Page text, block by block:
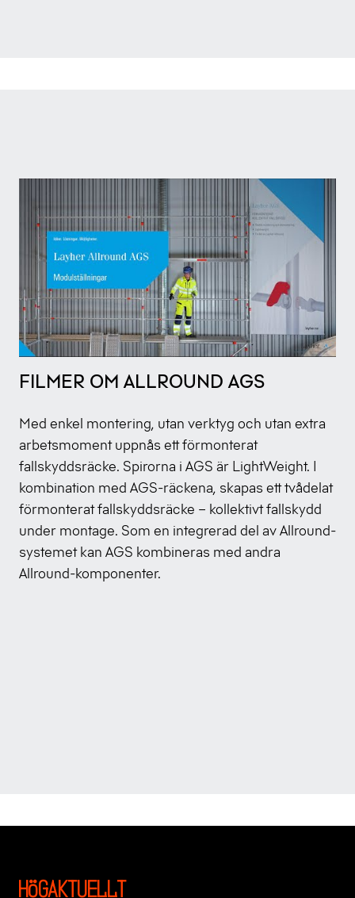
FILMER OM ALLROUND AGS
Med enkel montering, utan verktyg och utan extra
arbetsmoment uppnås ett förmonterat
fallskyddsräcke. Spirorna i AGS är LightWeight. I
kombination med AGS-räckena, skapas ett tvådelat
förmonterat fallskyddsräcke – kollektivt fallskydd
under montage. Som en integrerad del av Allround-
systemet kan AGS kombineras med andra
Allround-komponenter.
Högaktuellt